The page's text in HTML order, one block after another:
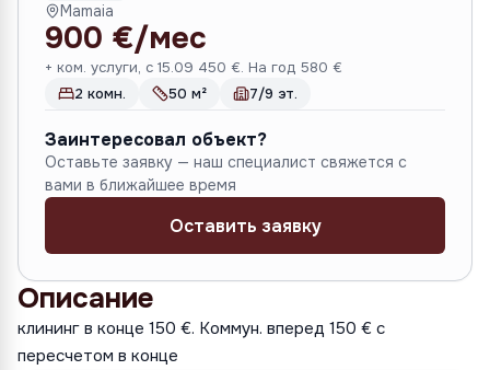
Mamaia
900 €/мес
+ ком. услуги, с 15.09 450 €. На год 580 €
2 комн.
50 м² 7/9 эт.
Заинтересовал объект?
Оставьте заявку — наш специалист свяжется с
вами в ближайшее время
Оставить заявку
Описание
клининг в конце 150 €. Коммун. вперед 150 € с
пересчетом в конце